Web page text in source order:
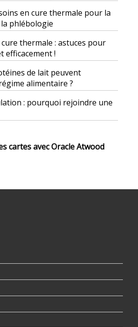
en cure thermale pour la
phlébologie
cure thermale : astuces pour
efficacement !
de lait peuvent
alimentaire ?
: pourquoi rejoindre une
cartes avec Oracle Atwood